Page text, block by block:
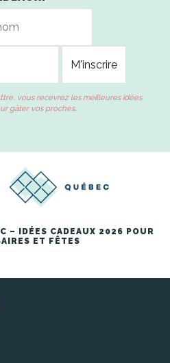
vous recevrez les meilleures idées
gâter vos proches.
– IDÉES CADEAUX 2026 POUR
ET FÊTES